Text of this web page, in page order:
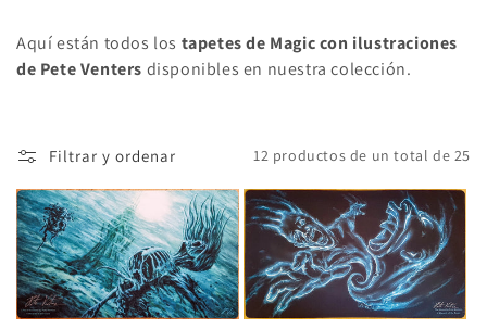
e
c
i
ó
n
:
Aquí están todos los tapetes de Magic con ilustraciones
de Pete Venters disponibles en nuestra colección.
Filtrar y ordenar 12 productos de un total de 25